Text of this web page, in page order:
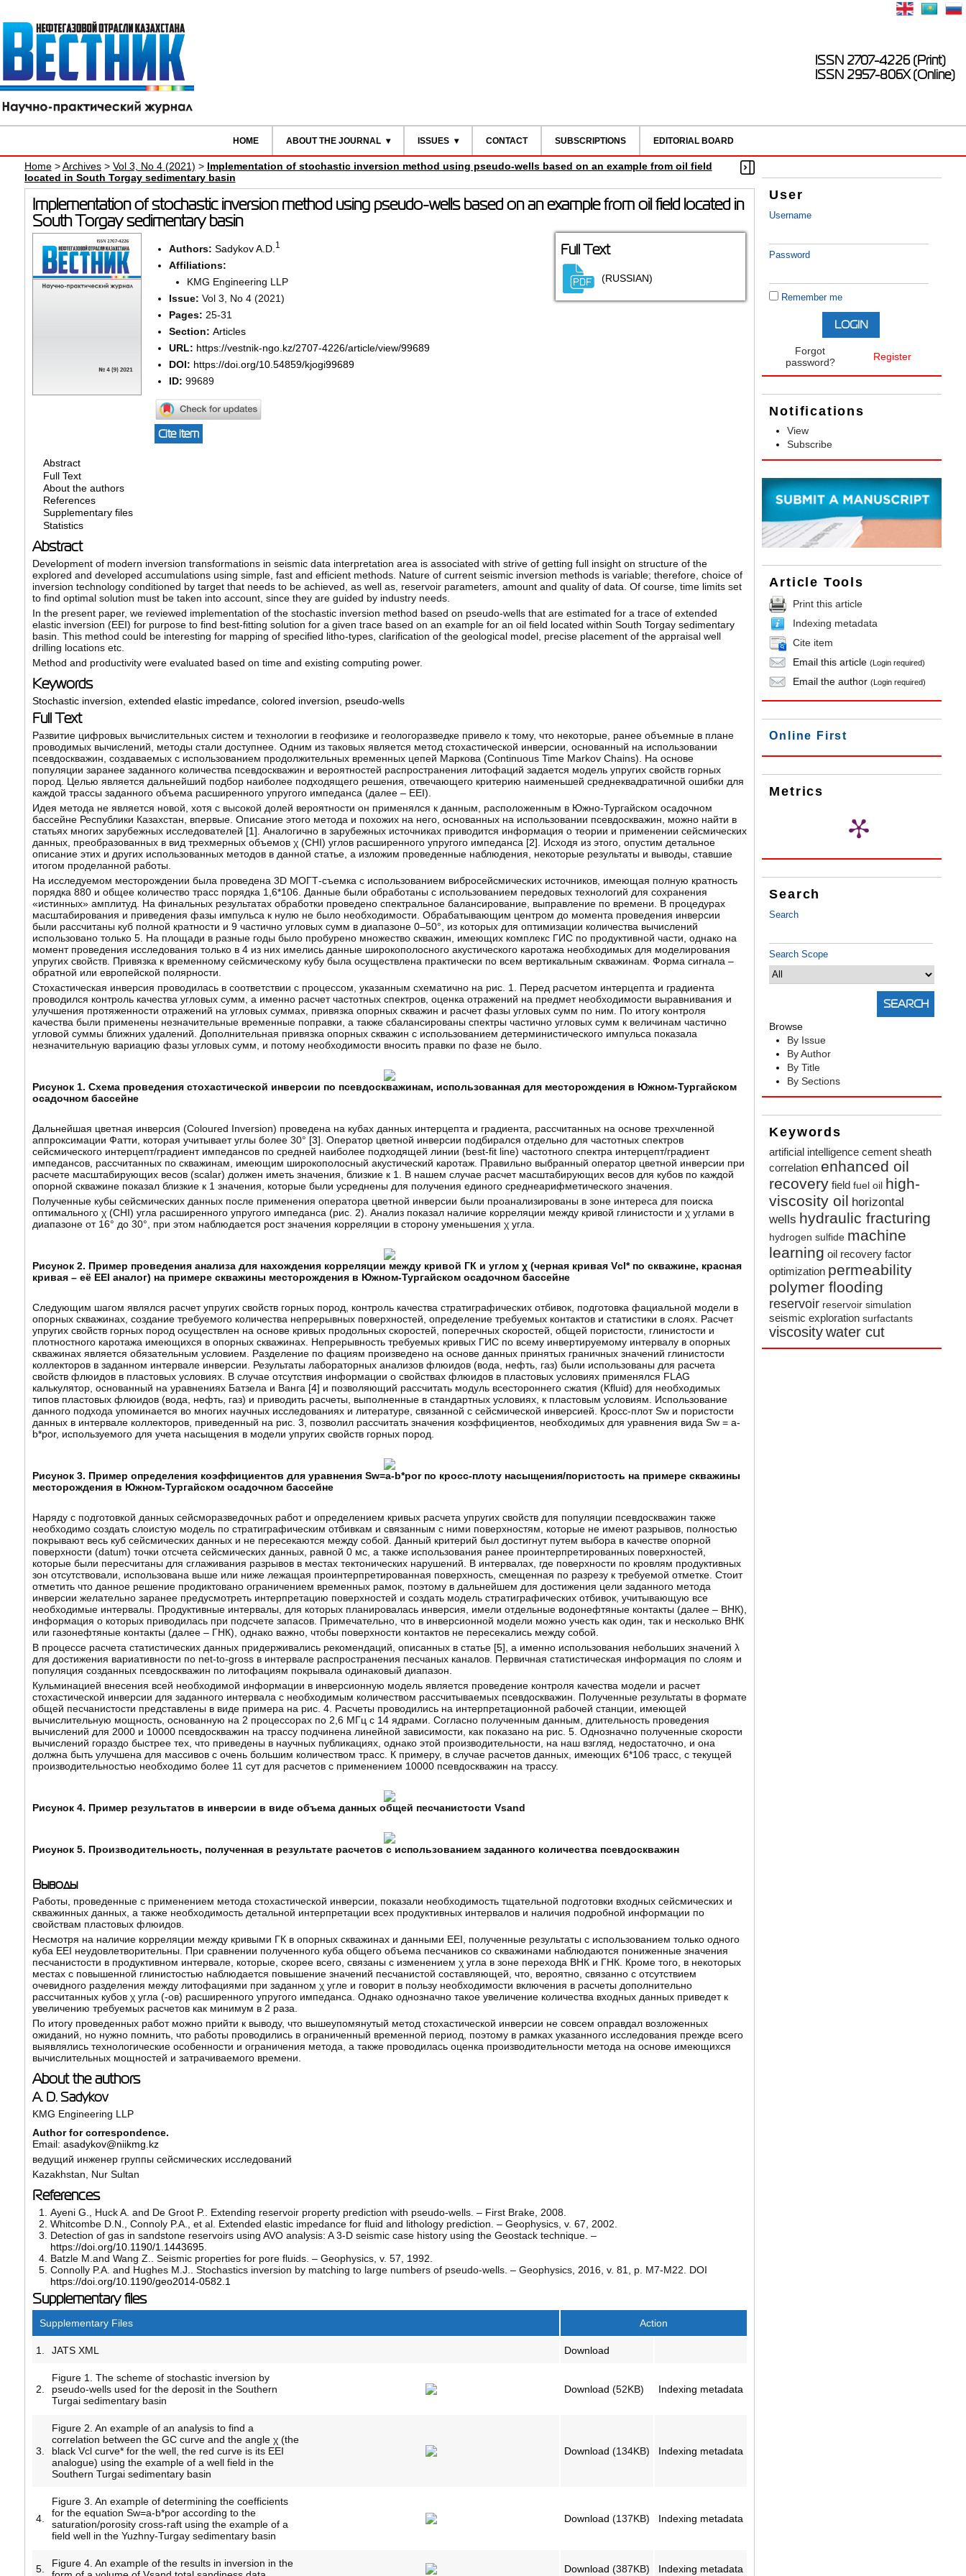
ISSN 2707-4226 (Print)
ISSN 2957-806X (Online)
HOME ABOUT THE JOURNAL ISSUES CONTACT SUBSCRIPTIONS EDITORIAL BOARD
User
Username
Password
Remember me
Forgot
password?
Register
Notifications
View
Subscribe
Article Tools
Print this article
Indexing metadata
Cite item
Email this article(Login required)
Email the author(Login required)
Online First
Metrics
Search
Search
Search Scope
Browse
By Issue
By Author
By Title
By Sections
Keywords
artificial intelligence cement sheath
correlation enhanced oil
recovery field fuel oil high-
viscosity oil horizontal
wells hydraulic fracturing
hydrogen sulfide machine
learning oil recovery factor
optimization permeability
polymer flooding
reservoir reservoir simulation
seismic exploration surfactants
viscositywater cut
Home>Archives> Vol 3, No 4 (2021) > Implementation of stochastic inversion method using pseudo-wells based on an example from oil field
located in South Torgay sedimentary basin
Implementation of stochastic inversion method using pseudo-wells based on an example from oil field located in
South Torgay sedimentary basin
Authors: Sadykov A.D. 1
Affiliations:
KMG Engineering LLP
Issue: Vol 3, No 4 (2021)
Pages: 25-31
Section: Articles
URL: https://vestnik-ngo.kz/2707-4226/article/view/99689
DOI: https://doi.org/10.54859/kjogi99689
ID: 99689
Cite item
Full Text
(RUSSIAN)
Abstract
Full Text
About the authors
References
Supplementary files
Statistics
Abstract
Development of modern inversion transformations in seismic data interpretation area is associated with strive of getting full insight on structure of the
explored and developed accumulations using simple, fast and efficient methods. Nature of current seismic inversion methods is variable; therefore, choice of
inversion technology conditioned by target that needs to be achieved, as well as, reservoir parameters, amount and quality of data. Of course, time limits set
to find optimal solution must be taken into account, since they are guided by industry needs.
In the present paper, we reviewed implementation of the stochastic inversion method based on pseudo-wells that are estimated for a trace of extended
elastic inversion (EEI) for purpose to find best-fitting solution for a given trace based on an example for an oil field located within South Torgay sedimentary
basin. This method could be interesting for mapping of specified litho-types, clarification of the geological model, precise placement of the appraisal well
drilling locations etc.
Method and productivity were evaluated based on time and existing computing power.
Keywords
Stochastic inversion extended elastic impedance, colored inversion pseudo-wells
Full Text
Развитие цифровых вычислительных систем и технологии в геофизике и геологоразведке привело к тому, что некоторые, ранее объемные в плане
проводимых вычислений, методы стали доступнее. Одним из таковых является метод стохастической инверсии, основанный на использовании
псевдоскважин, создаваемых с использованием продолжительных временных цепей Маркова (Continuous Time Markov Chains). На основе
популяции заранее заданного количества псевдоскважин и вероятностей распространения литофаций задается модель упругих свойств горных
пород. Целью является дальнейший подбор наиболее подходящего решения, отвечающего критерию наименьшей среднеквадратичной ошибки для
каждой трассы заданного объема расширенного упругого импеданса (далее – EEI).
Идея метода не является новой, хотя с высокой долей вероятности он применялся к данным, расположенным в Южно-Тургайском осадочном
бассейне Республики Казахстан, впервые. Описание этого метода и похожих на него, основанных на использовании псевдоскважин, можно найти в
статьях многих зарубежных исследователей [1]. Аналогично в зарубежных источниках приводится информация о теории и применении сейсмических
данных, преобразованных в вид трехмерных объемов χ (CHI) углов расширенного упругого импеданса [2]. Исходя из этого, опустим детальное
описание этих и других использованных методов в данной статье, а изложим проведенные наблюдения, некоторые результаты и выводы, ставшие
итогом проделанной работы.
На исследуемом месторождении была проведена 3D МОГТ-съемка с использованием вибросейсмических источников, имеющая полную кратность
порядка 880 и общее количество трасс порядка 1,6*106. Данные были обработаны с использованием передовых технологий для сохранения
«истинных» амплитуд. На финальных результатах обработки проведено спектральное балансирование, выправление по времени. В процедурах
масштабирования и приведения фазы импульса к нулю не было необходимости. Обрабатывающим центром до момента проведения инверсии
были рассчитаны куб полной кратности и 9 частично угловых сумм в диапазоне 0–50°, из которых для оптимизации количества вычислений
использовано только 5. На площади в разные годы было пробурено множество скважин, имеющих комплекс ГИС по продуктивной части, однако на
момент проведения исследования только в 4 из них имелись данные широкополосного акустического каротажа необходимых для моделирования
упругих свойств. Привязка к временному сейсмическому кубу была осуществлена практически по всем вертикальным скважинам. Форма сигнала –
обратной или европейской полярности.
Стохастическая инверсия проводилась в соответствии с процессом, указанным схематично на рис. 1. Перед расчетом интерцепта и градиента
проводился контроль качества угловых сумм, а именно расчет частотных спектров, оценка отражений на предмет необходимости выравнивания и
улучшения протяженности отражений на угловых суммах, привязка опорных скважин и расчет фазы угловых сумм по ним. По итогу контроля
качества были применены незначительные временные поправки, а также сбалансированы спектры частично угловых сумм к величинам частично
угловой суммы ближних удалений. Дополнительная привязка опорных скважин с использованием детерминистического импульса показала
незначительную вариацию фазы угловых сумм, и потому необходимости вносить правки по фазе не было.
Рисунок 1. Схема проведения стохастической инверсии по псевдоскважинам, использованная для месторождения в Южном-Тургайском
осадочном бассейне
Дальнейшая цветная инверсия (Coloured Inversion) проведена на кубах данных интерцепта и градиента, рассчитанных на основе трехчленной
аппроксимации Фатти, которая учитывает углы более 30° [3]. Оператор цветной инверсии подбирался отдельно для частотных спектров
сейсмического интерцепт/градиент импедансов по средней наиболее подходящей линии (best-fit line) частотного спектра интерцепт/градиент
импедансов, рассчитанных по скважинам, имеющим широкополосный акустический каротаж. Правильно выбранный оператор цветной инверсии при
расчете масштабирующих весов (scalar) должен иметь значения, близкие к 1. В нашем случае расчет масштабирующих весов для кубов по каждой
опорной скважине показал близкие к 1 значения, которые были усреднены для получения единого среднеарифметического значения.
Полученные кубы сейсмических данных после применения оператора цветной инверсии были проанализированы в зоне интереса для поиска
оптимального χ (CHI) угла расширенного упругого импеданса (рис. 2). Анализ показал наличие корреляции между кривой глинистости и χ углами в
диапазоне от 16° до 30°, при этом наблюдается рост значения корреляции в сторону уменьшения χ угла.
Рисунок 2. Пример проведения анализа для нахождения корреляции между кривой ГК и углом χ (черная кривая Vcl* по скважине, красная
кривая – её EEI аналог) на примере скважины месторождения в Южном-Тургайском осадочном бассейне
Следующим шагом являлся расчет упругих свойств горных пород, контроль качества стратиграфических отбивок, подготовка фациальной модели в
опорных скважинах, создание требуемого количества непрерывных поверхностей, определение требуемых контактов и статистики в слоях. Расчет
упругих свойств горных пород осуществлен на основе кривых продольных скоростей, поперечных скоростей, общей пористости, глинистости и
плотностного каротажа имеющихся в опорных скважинах. Непрерывность требуемых кривых ГИС по всему инвертируемому интервалу в опорных
скважинах является обязательным условием. Разделение по фациям произведено на основе данных принятых граничных значений глинистости
коллекторов в заданном интервале инверсии. Результаты лабораторных анализов флюидов (вода, нефть, газ) были использованы для расчета
свойств флюидов в пластовых условиях. В случае отсутствия информации о свойствах флюидов в пластовых условиях применялся FLAG
калькулятор, основанный на уравнениях Батзела и Ванга [4] и позволяющий рассчитать модуль всестороннего сжатия (Kfluid) для необходимых
типов пластовых флюидов (вода, нефть, газ) и приводить расчеты, выполненные в стандартных условиях, к пластовым условиям. Использование
данного подхода упоминается во многих научных исследованиях и литературе, связанной с сейсмической инверсией. Кросс-плот Sw и пористости
данных в интервале коллекторов, приведенный на рис. 3, позволил рассчитать значения коэффициентов, необходимых для уравнения вида Sw = a-
b*por, используемого для учета насыщения в модели упругих свойств горных пород.
Рисунок 3. Пример определения коэффициентов для уравнения Sw=a-b*por по кросс-плоту насыщения/пористость на примере скважины
месторождения в Южном-Тургайском осадочном бассейне
Наряду с подготовкой данных сейсморазведочных работ и определением кривых расчета упругих свойств для популяции псевдоскважин также
необходимо создать слоистую модель по стратиграфическим отбивкам и связанным с ними поверхностям, которые не имеют разрывов, полностью
покрывают весь куб сейсмических данных и не пересекаются между собой. Данный критерий был достигнут путем выбора в качестве опорной
поверхности (datum) точки отсчета сейсмических данных, равной 0 мс, а также использования ранее проинтерпретированных поверхностей,
которые были пересчитаны для сглаживания разрывов в местах тектонических нарушений. В интервалах, где поверхности по кровлям продуктивных
зон отсутствовали, использована выше или ниже лежащая проинтерпретированная поверхность, смещенная по разрезу к требуемой отметке. Стоит
отметить что данное решение продиктовано ограничением временных рамок, поэтому в дальнейшем для достижения цели заданного метода
инверсии желательно заранее предусмотреть интерпретацию поверхностей и создать модель стратиграфических отбивок, учитывающую все
необходимые интервалы. Продуктивные интервалы, для которых планировалась инверсия, имели отдельные водонефтяные контакты (далее – ВНК),
информация о которых приводилась при подсчете запасов. Примечательно, что в инверсионной модели можно учесть как один, так и несколько ВНК
или газонефтяные контакты (далее – ГНК), однако важно, чтобы поверхности контактов не пересекались между собой.
В процессе расчета статистических данных придерживались рекомендаций, описанных в статье [5], а именно использования небольших значений λ
для достижения вариативности по net-to-gross в интервале распространения песчаных каналов. Первичная статистическая информация по слоям и
популяция созданных псевдоскважин по литофациям покрывала одинаковый диапазон.
Кульминацией внесения всей необходимой информации в инверсионную модель является проведение контроля качества модели и расчет
стохастической инверсии для заданного интервала с необходимым количеством рассчитываемых псевдоскважин. Полученные результаты в формате
общей песчанистости представлены в виде примера на рис. 4. Расчеты проводились на интерпретационной рабочей станции, имеющей
вычислительную мощность, основанную на 2 процессорах по 2,6 МГц с 14 ядрами. Согласно полученным данным, длительность проведения
вычислений для 2000 и 10000 псевдоскважин на трассу подчинена линейной зависимости, как показано на рис. 5. Однозначно полученные скорости
вычислений гораздо быстрее тех, что приведены в научных публикациях, однако этой производительности, на наш взгляд, недостаточно, и она
должна быть улучшена для массивов с очень большим количеством трасс. К примеру, в случае расчетов данных, имеющих 6*106 трасс, с текущей
производительностью необходимо более 11 сут для расчетов с применением 10000 псевдоскважин на трассу.
Рисунок 4. Пример результатов в инверсии в виде объема данных общей песчанистости Vsand
Рисунок 5. Производительность, полученная в результате расчетов с использованием заданного количества псевдоскважин
Выводы
Работы, проведенные с применением метода стохастической инверсии, показали необходимость тщательной подготовки входных сейсмических и
скважинных данных, а также необходимость детальной интерпретации всех продуктивных интервалов и наличия подробной информации по
свойствам пластовых флюидов.
Несмотря на наличие корреляции между кривыми ГК в опорных скважинах и данными EEI, полученные результаты с использованием только одного
куба EEI неудовлетворительны. При сравнении полученного куба общего объема песчаников со скважинами наблюдаются пониженные значения
песчанистости в продуктивном интервале, которые, скорее всего, связаны с изменением χ угла в зоне перехода ВНК и ГНК. Кроме того, в некоторых
местах с повышенной глинистостью наблюдается повышение значений песчанистой составляющей, что, вероятно, связанно с отсутствием
очевидного разделения между литофациями при заданном χ угле и говорит в пользу необходимости включения в расчеты дополнительно
рассчитанных кубов χ угла (-ов) расширенного упругого импеданса. Однако однозначно такое увеличение количества входных данных приведет к
увеличению требуемых расчетов как минимум в 2 раза.
По итогу проведенных работ можно прийти к выводу, что вышеупомянутый метод стохастической инверсии не совсем оправдал возложенных
ожиданий, но нужно помнить, что работы проводились в ограниченный временной период, поэтому в рамках указанного исследования прежде всего
выявлялись технологические особенности и ограничения метода, а также проводилась оценка производительности метода на основе имеющихся
вычислительных мощностей и затрачиваемого времени.
About the authors
A. D. Sadykov
KMG Engineering LLP
Author for correspondence.
Email: asadykov@niikmg.kz
ведущий инженер группы сейсмических исследований
Kazakhstan, Nur Sultan
References
Ayeni G., Huck A. and De Groot P.. Extending reservoir property prediction with pseudo-wells. – First Brake, 2008.
Whitcombe D.N., Connoly P.A., et al. Extended elastic impedance for fluid and lithology prediction. – Geophysics, v. 67, 2002.
Detection of gas in sandstone reservoirs using AVO analysis: A 3-D seismic case history using the Geostack technique. –
https://doi.org/10.1190/1.1443695.
Batzle M.and Wang Z.. Seismic properties for pore fluids. – Geophysics, v. 57, 1992.
Connolly P.A. and Hughes M.J.. Stochastics inversion by matching to large numbers of pseudo-wells. – Geophysics, 2016, v. 81, р. M7-M22. DOI
https://doi.org/10.1190/geo2014-0582.1
Supplementary files
Supplementary Files Action
1. JATS XML Download
2.
Figure 1. The scheme of stochastic inversion by
pseudo-wells used for the deposit in the Southern
Turgai sedimentary basin
Download (52KB) Indexing metadata
3.
Figure 2. An example of an analysis to find a
correlation between the GC curve and the angle χ (the
black Vcl curve* for the well, the red curve is its EEI
analogue) using the example of a well field in the
Southern Turgai sedimentary basin
Download (134KB) Indexing metadata
4.
Figure 3. An example of determining the coefficients
for the equation Sw=a-b*por according to the
saturation/porosity cross-raft using the example of a
field well in the Yuzhny-Turgay sedimentary basin
Download (137KB) Indexing metadata
5.
Figure 4. An example of the results in inversion in the
Download (387KB) Indexing metadata